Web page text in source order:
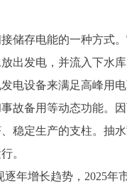
储存电能的一种方式
出发电，并流入下水
电设备来满足高峰用
故备用等动态功能。
稳定生产的支柱。抽
。
年增长趋势， 2025年